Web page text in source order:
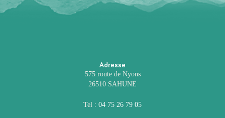
Adresse
575 route de Nyons
26510 SAHUNE
Tel : 04 75 26 79 05